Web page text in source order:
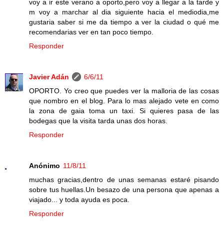
voy a ir este verano a oporto,pero voy a llegar a la tarde y
m voy a marchar al dia siguiente hacia el mediodia,me
gustaria saber si me da tiempo a ver la ciudad o qué me
recomendarias ver en tan poco tiempo.
Responder
Javier Adán
6/6/11
OPORTO. Yo creo que puedes ver la malloria de las cosas
que nombro en el blog. Para lo mas alejado vete en como
la zona de gaia toma un taxi. Si quieres pasa de las
bodegas que la visita tarda unas dos horas.
Responder
Anónimo 11/8/11
muchas gracias,dentro de unas semanas estaré pisando
sobre tus huellas.Un besazo de una persona que apenas a
viajado... y toda ayuda es poca.
Responder